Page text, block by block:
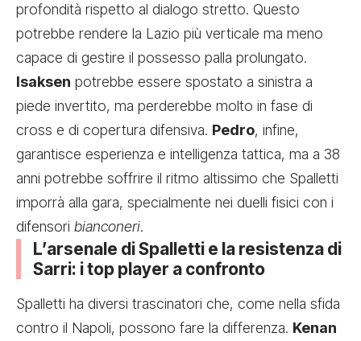
profondità rispetto al dialogo stretto. Questo
potrebbe rendere la Lazio più verticale ma meno
capace di gestire il possesso palla prolungato.
Isaksen potrebbe essere spostato a sinistra a
piede invertito, ma perderebbe molto in fase di
cross e di copertura difensiva. Pedro, infine,
garantisce esperienza e intelligenza tattica, ma a 38
anni potrebbe soffrire il ritmo altissimo che Spalletti
imporrà alla gara, specialmente nei duelli fisici con i
difensori bianconeri.
L’arsenale di Spalletti e la resistenza di
Sarri: i top player a confronto
Spalletti ha diversi trascinatori che, come nella sfida
contro il Napoli, possono fare la differenza. Kenan